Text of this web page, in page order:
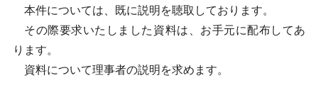
本件については、既に説明を聴取しております。
その際要求いたしました資料は、お手元に配布してあ
ります。
資料について理事者の説明を求めます。